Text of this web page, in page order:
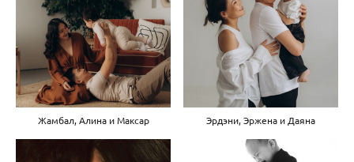
Жамбал, Алина и Максар Эрдэни, Эржена и Даяна